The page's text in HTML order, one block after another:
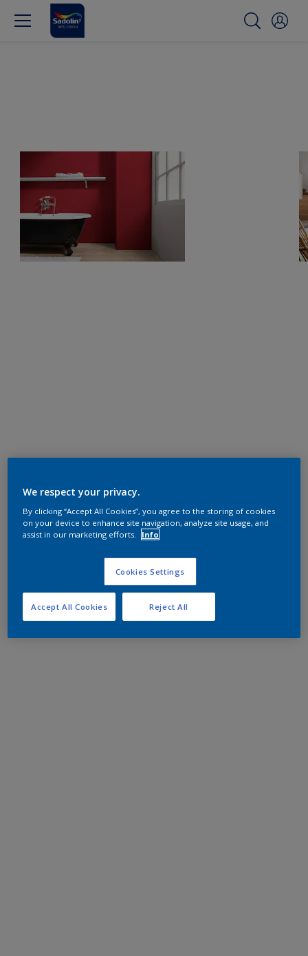
We respect your privacy.
By clicking “Accept All Cookies”, you agree to the storing of cookies
on your device to enhance site navigation, analyze site usage, and
assist in our marketing efforts.
Info
Cookies Settings
Reject All
Accept All Cookies